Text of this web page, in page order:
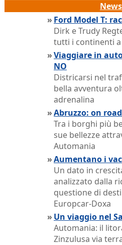
» Ford Model T:
Dirk e Trudy
tutti i continenti
»Viaggiare in
NO
Districarsi nel
bella avventura
adrenalina
»Abruzzo: on
Tra i borghi più
sue bellezze
Automania
»Aumentano i
Un dato in
analizzato dalla
questione di
Europcar-Doxa
» Un viaggio nel
Automania: il
Zinzulusa via